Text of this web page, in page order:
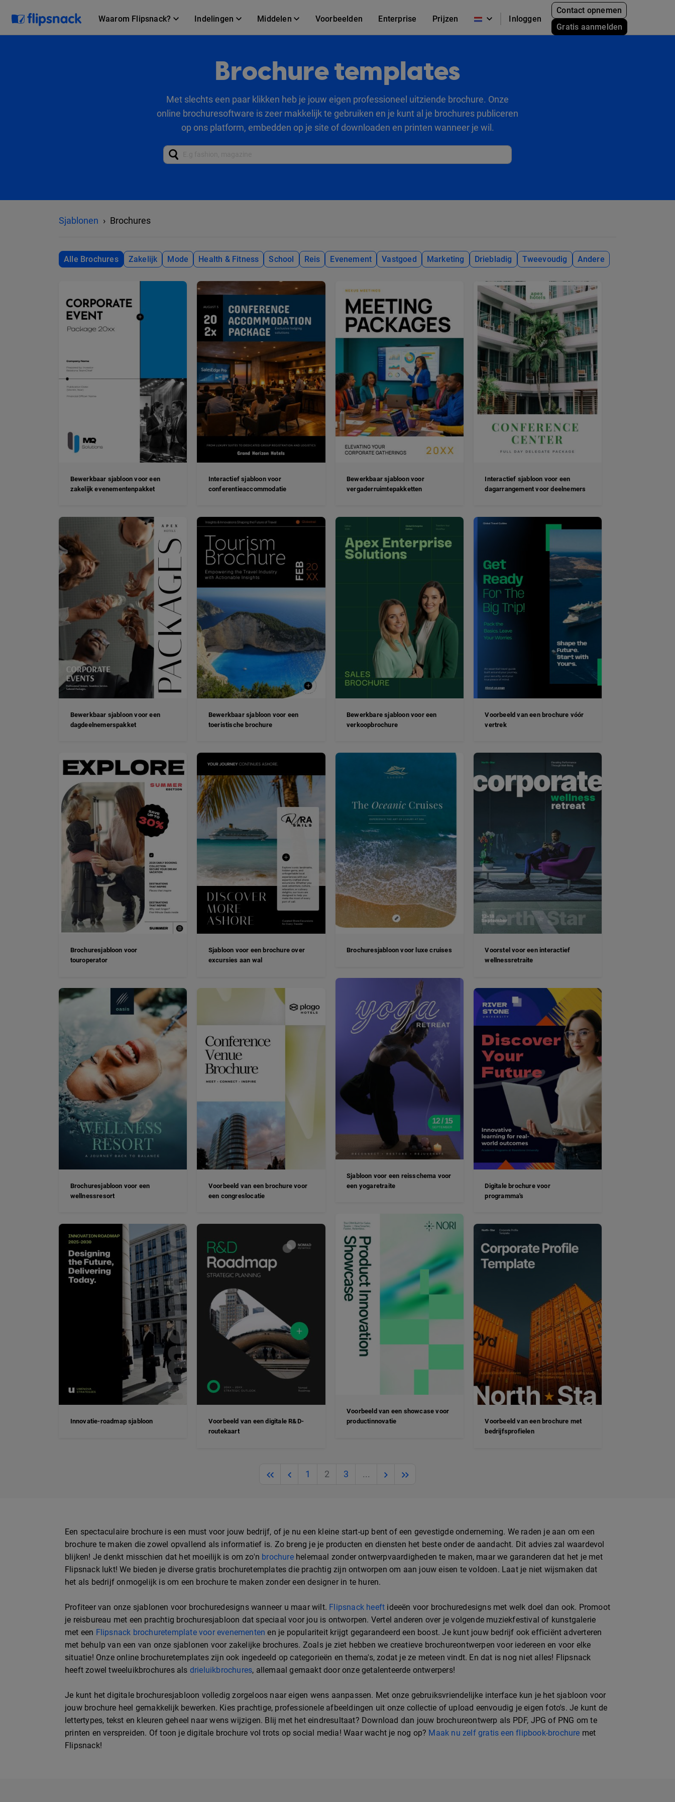
Waarom Flipsnack? Indelingen Middelen Voorbeelden Enterprise Prijzen Inloggen
Contact opnemen
Gratis aanmelden
Brochure templates
Met slechts een paar klikken heb je jouw eigen professioneel uitziende brochure. Onze
online brochuresoftware is zeer makkelijk te gebruiken en je kunt al je brochures publiceren
op ons platform, embedden op je site of downloaden en printen wanneer je wil.
Sjablonen Brochures
Alle Brochures Zakelijk Mode Health & Fitness School Reis Evenement Vastgoed Marketing Driebladig Tweevoudig Andere
Bewerkbaar sjabloon voor een
zakelijk evenementenpakket
Interactief sjabloon voor
conferentieaccommodatie
Bewerkbaar sjabloon voor
vergaderruimtepakketten
Interactief sjabloon voor een
dagarrangement voor deelnemers
Bewerkbaar sjabloon voor een
dagdeelnemerspakket
Bewerkbaar sjabloon voor een
toeristische brochure
Bewerkbare sjabloon voor een
verkoopbrochure
Voorbeeld van een brochure vóór
vertrek
Brochuresjabloon voor
touroperator
Sjabloon voor een brochure over
excursies aan wal
Brochuresjabloon voor luxe cruises
Voorstel voor een interactief
wellnessretraite
Sjabloon voor een reisschema voor
een yogaretraite
Brochuresjabloon voor een
wellnessresort
Voorbeeld van een brochure voor
een congreslocatie
Digitale brochure voor
programma's
Voorbeeld van een showcase voor
productinnovatie
Innovatie-roadmap sjabloon
Voorbeeld van een digitale R&D-
routekaart
Voorbeeld van een brochure met
bedrijfsprofielen
PreviousPrevious
1 2 3 ... NextNext
Een spectaculaire brochure is een must voor jouw bedrijf, of je nu een kleine start-up bent of een gevestigde onderneming. We raden je aan om een
brochure te maken die zowel opvallend als informatief is. Zo breng je je producten en diensten het beste onder de aandacht. Dit advies zal waardevol
blijken! Je denkt misschien dat het moeilijk is om zo'n brochurehelemaal zonder ontwerpvaardigheden te maken, maar we garanderen dat het je met
Flipsnack lukt! We bieden je diverse gratis brochuretemplates die prachtig zijn ontworpen om aan jouw eisen te voldoen. Laat je niet wijsmaken dat
het als bedrijf onmogelijk is om een brochure te maken zonder een designer in te huren.
Profiteer van onze sjablonen voor brochuredesigns wanneer u maar wilt. Flipsnack heeft ideeën voor brochuredesigns met welk doel dan ook. Promoot
je reisbureau met een prachtig brochuresjabloon dat speciaal voor jou is ontworpen. Vertel anderen over je volgende muziekfestival of kunstgalerie
met een Flipsnack brochuretemplate voor evenementen en je populariteit krijgt gegarandeerd een boost. Je kunt jouw bedrijf ook efficiënt adverteren
met behulp van een van onze sjablonen voor zakelijke brochures. Zoals je ziet hebben we creatieve brochureontwerpen voor iedereen en voor elke
situatie! Onze online brochuretemplates zijn ook ingedeeld op categorieën en thema's, zodat je ze meteen vindt. En dat is nog niet alles! Flipsnack
heeft zowel tweeluikbrochures als drieluikbrochures, allemaal gemaakt door onze getalenteerde ontwerpers!
Je kunt het digitale brochuresjabloon volledig zorgeloos naar eigen wens aanpassen. Met onze gebruiksvriendelijke interface kun je het sjabloon voor
jouw brochure heel gemakkelijk bewerken. Kies prachtige, professionele afbeeldingen uit onze collectie of upload eenvoudig je eigen foto's. Je kunt de
lettertypes, tekst en kleuren geheel naar wens wijzigen. Blij met het eindresultaat? Download dan jouw brochureontwerp als PDF, JPG of PNG om te
printen en verspreiden. Of toon je digitale brochure vol trots op social media! Waar wacht je nog op? Maak nu zelf gratis een flipbook-brochure met
Flipsnack!